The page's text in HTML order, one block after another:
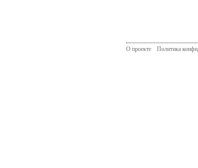
О проекте Политика